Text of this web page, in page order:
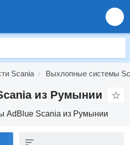
Scania Выхлопные системы
из Румынии
AdBlue Scania из Румынии